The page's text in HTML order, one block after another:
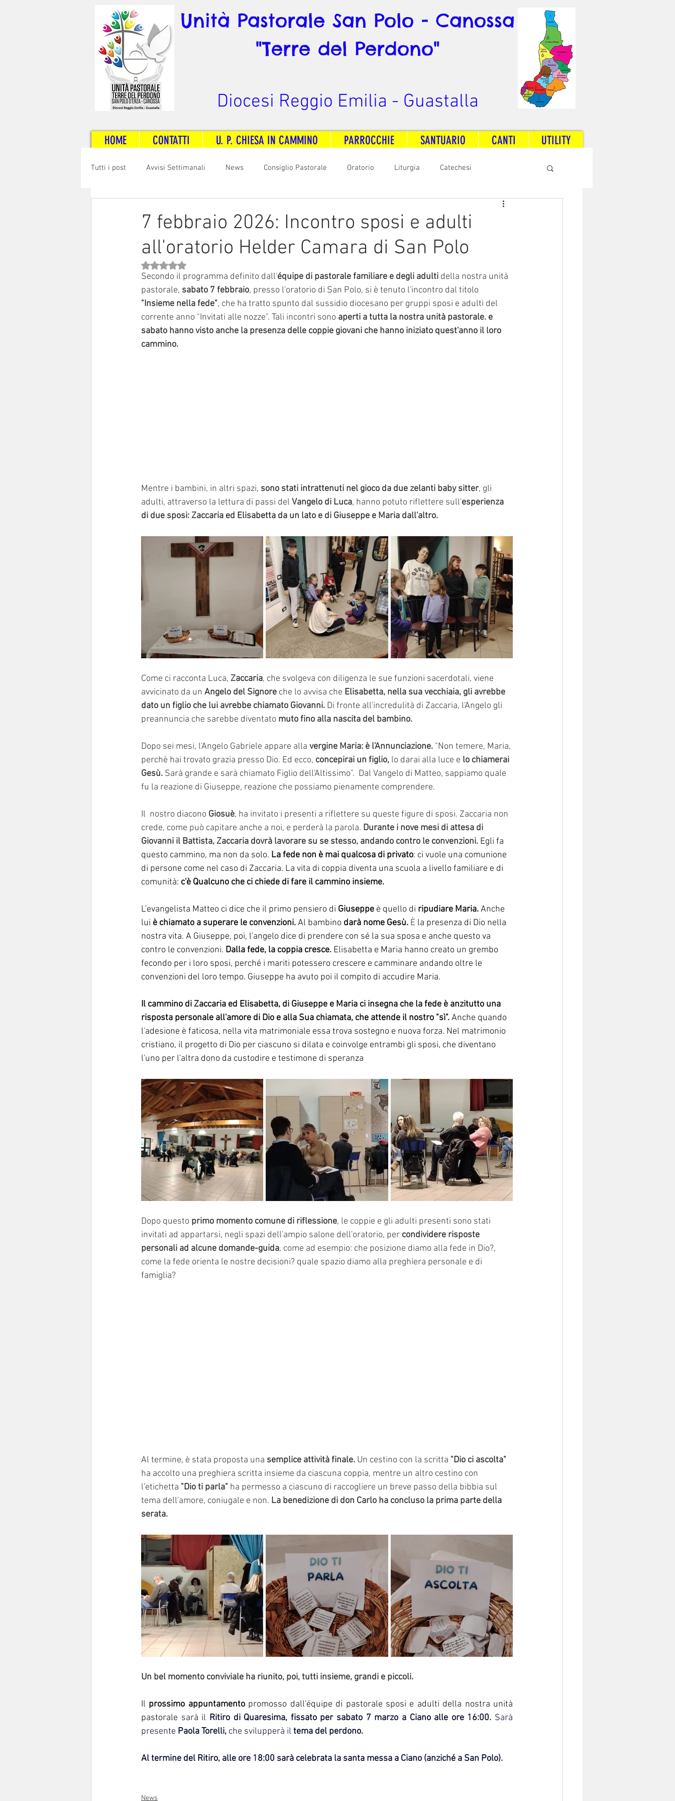
Unità Pastorale San Polo - Canossa
"Terre del Perdono"
Diocesi Reggio Emilia - Guastalla
HOME CONTATTI U. P. CHIESA IN CAMMINO PARROCCHIE SANTUARIO CANTI UTILITY
Tutti i post Avvisi Settimanali News Consiglio Pastorale Oratorio Liturgia Catechesi
Radio Dream Together
Sinodo 2021-23 Anziani e ammalati
7 febbraio 2026: Incontro sposi e adulti
all'oratorio Helder Camara di San Polo
Valutazione NaN stelle su 5.
Secondo il programma definito dall'équipe di pastorale familiare e degli adulti della nostra unità
pastorale, sabato 7 febbraio, presso l'oratorio di San Polo, si è tenuto l'incontro dal titolo
"Insieme nella fede", che ha tratto spunto dal sussidio diocesano per gruppi sposi e adulti del
corrente anno "Invitati alle nozze". Tali incontri sono aperti a tutta la nostra unità pastorale. e
sabato hanno visto anche la presenza delle coppie giovani che hanno iniziato quest'anno il loro
cammino.
Mentre i bambini, in altri spazi, sono stati intrattenuti nel gioco da due zelanti baby sitter, gli
adulti, attraverso la lettura di passi del Vangelo di Luca, hanno potuto riflettere sull'esperienza
di due sposi: Zaccaria ed Elisabetta da un lato e di Giuseppe e Maria dall'altro.
Come ci racconta Luca, Zaccaria, che svolgeva con diligenza le sue funzioni sacerdotali, viene
avvicinato da un Angelo del Signore che lo avvisa che Elisabetta, nella sua vecchiaia, gli avrebbe
dato un figlio che lui avrebbe chiamato Giovanni. Di fronte all'incredulità di Zaccaria, l'Angelo gli
preannuncia che sarebbe diventato muto fino alla nascita del bambino.
Dopo sei mesi, l'Angelo Gabriele appare alla vergine Maria: è l'Annunciazione. "Non temere, Maria,
perchè hai trovato grazia presso Dio. Ed ecco, concepirai un figlio, lo darai alla luce e lo chiamerai
Gesù. Sarà grande e sarà chiamato Figlio dell'Altissimo".  Dal Vangelo di Matteo, sappiamo quale
fu la reazione di Giuseppe, reazione che possiamo pienamente comprendere.
Il  nostro diacono Giosuè, ha invitato i presenti a riflettere su queste figure di sposi. Zaccaria non
crede, come può capitare anche a noi, e perderà la parola. Durante i nove mesi di attesa di
Giovanni il Battista, Zaccaria dovrà lavorare su se stesso, andando contro le convenzioni. Egli fa
questo cammino, ma non da solo. La fede non è mai qualcosa di privato: ci vuole una comunione
di persone come nel caso di Zaccaria. La vita di coppia diventa una scuola a livello familiare e di
comunità: c'è Qualcuno che ci chiede di fare il cammino insieme.
L'evangelista Matteo ci dice che il primo pensiero di Giuseppe è quello di ripudiare Maria. Anche
lui è chiamato a superare le convenzioni. Al bambino darà nome Gesù. È la presenza di Dio nella
nostra vita. A Giuseppe, poi, l'angelo dice di prendere con sé la sua sposa e anche questo va
contro le convenzioni. Dalla fede, la coppia cresce. Elisabetta e Maria hanno creato un grembo
fecondo per i loro sposi, perché i mariti potessero crescere e camminare andando oltre le
convenzioni del loro tempo. Giuseppe ha avuto poi il compito di accudire Maria.
Il cammino di Zaccaria ed Elisabetta, di Giuseppe e Maria ci insegna che la fede è anzitutto una
risposta personale all'amore di Dio e alla Sua chiamata, che attende il nostro "sì". Anche quando
l'adesione è faticosa, nella vita matrimoniale essa trova sostegno e nuova forza. Nel matrimonio
cristiano, il progetto di Dio per ciascuno si dilata e coinvolge entrambi gli sposi, che diventano
l'uno per l'altra dono da custodire e testimone di speranza
Dopo questo primo momento comune di riflessione, le coppie e gli adulti presenti sono stati
invitati ad appartarsi, negli spazi dell'ampio salone dell'oratorio, per condividere risposte
personali ad alcune domande-guida, come ad esempio: che posizione diamo alla fede in Dio?,
come la fede orienta le nostre decisioni? quale spazio diamo alla preghiera personale e di
famiglia?
Al termine, è stata proposta una semplice attività finale. Un cestino con la scritta "Dio ci ascolta"
ha accolto una preghiera scritta insieme da ciascuna coppia, mentre un altro cestino con
l'etichetta "Dio ti parla" ha permesso a ciascuno di raccogliere un breve passo della bibbia sul
tema dell'amore, coniugale e non. La benedizione di don Carlo ha concluso la prima parte della
serata.
Un bel momento conviviale ha riunito, poi, tutti insieme, grandi e piccoli.
Il prossimo appuntamento promosso dall'équipe di pastorale sposi e adulti della nostra unità
pastorale sarà il Ritiro di Quaresima, fissato per sabato 7 marzo a Ciano alle ore 16:00. Sarà
presente Paola Torelli, che svilupperà il tema del perdono.
Al termine del Ritiro, alle ore 18:00 sarà celebrata la santa messa a Ciano (anziché a San Polo).
News